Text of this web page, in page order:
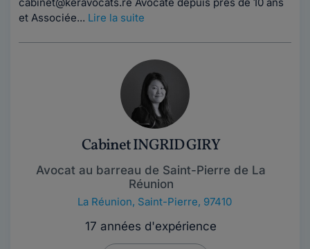
et Associée... Lire la suite
Cabinet INGRID GIRY
Avocat au barreau de Saint-Pierre de La
Réunion
La Réunion, Saint-Pierre, 97410
17 années d'expérience